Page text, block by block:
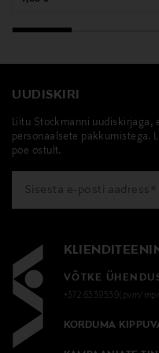
Valmistaja tootenumber
3474636404384
Tootja aadress
Keilaranta 13 A, 02150,
Digitaalne aadress
neuvonta@loreal.com
UUDISKIRI
Liitu Stockmanni uudiskirjaga,
personaalsete pakkumistega.
poe ostult.
VÕTKE
+372 6339539(pvm/
KORDUMA